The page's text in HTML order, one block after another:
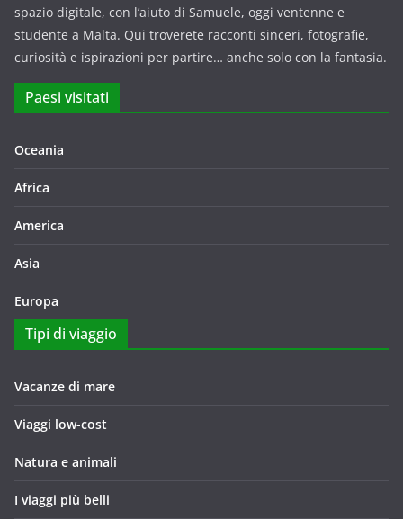
spazio digitale, con l’aiuto di Samuele, oggi ventenne e
studente a Malta. Qui troverete racconti sinceri, fotografie,
curiosità e ispirazioni per partire… anche solo con la fantasia.
Paesi visitati
Oceania
Africa
America
Asia
Europa
Tipi di viaggio
Vacanze di mare
Viaggi low-cost
Natura e animali
I viaggi più belli